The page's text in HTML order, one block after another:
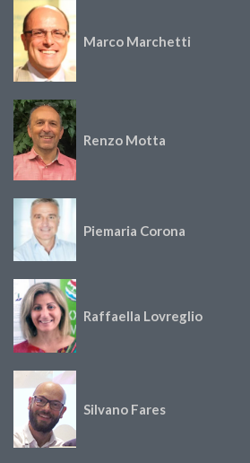
Marco Marchetti
Renzo Motta
Piemaria Corona
Raffaella Lovreglio
Silvano Fares